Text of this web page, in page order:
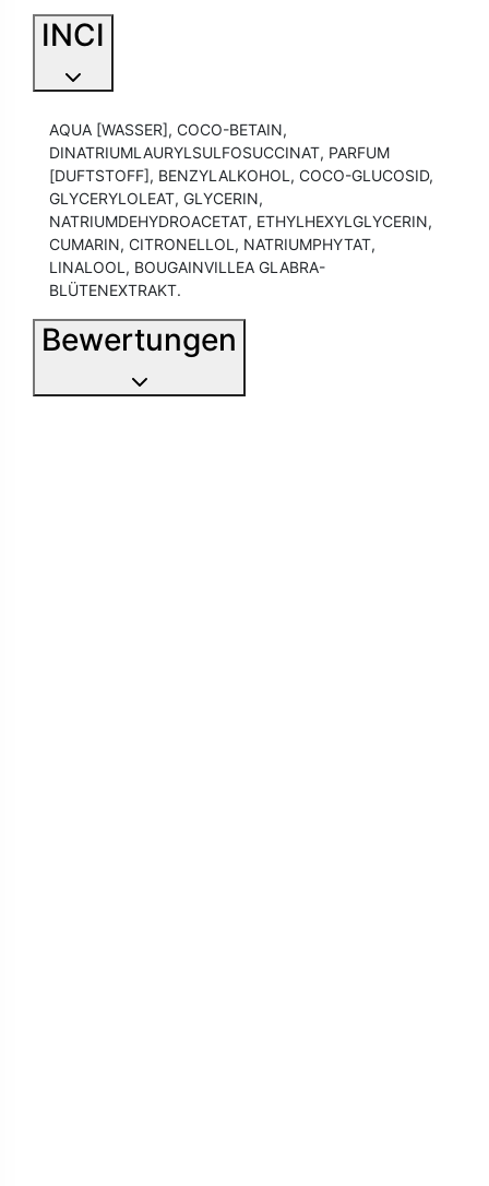
INCI
AQUA [WASSER], COCO-BETAIN,
DINATRIUMLAURYLSULFOSUCCINAT, PARFUM
[DUFTSTOFF], BENZYLALKOHOL, COCO-GLUCOSID,
GLYCERYLOLEAT, GLYCERIN,
NATRIUMDEHYDROACETAT, ETHYLHEXYLGLYCERIN,
CUMARIN, CITRONELLOL, NATRIUMPHYTAT,
LINALOOL, BOUGAINVILLEA GLABRA-
BLÜTENEXTRAKT.
Bewertungen